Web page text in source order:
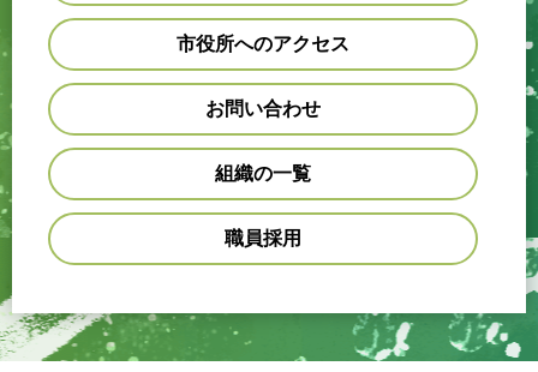
市役所へのアクセス
お問い合わせ
組織の一覧
職員採用